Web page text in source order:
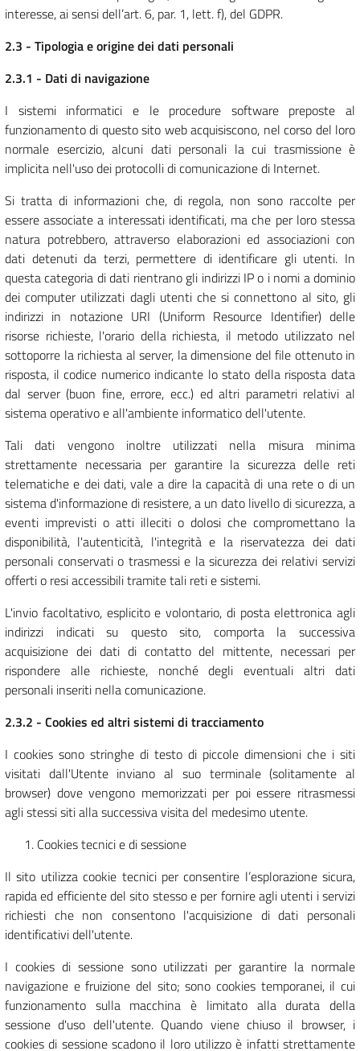
interesse, ai sensi dell’art. 6, par. 1, lett. f), del GDPR.
2.3 - Tipologia e origine dei dati personali
2.3.1 - Dati di navigazione
I sistemi informatici e le procedure software preposte al
funzionamento di questo sito web acquisiscono, nel corso del loro
normale esercizio, alcuni dati personali la cui trasmissione è
implicita nell'uso dei protocolli di comunicazione di Internet.
Si tratta di informazioni che, di regola, non sono raccolte per
essere associate a interessati identificati, ma che per loro stessa
natura potrebbero, attraverso elaborazioni ed associazioni con
dati detenuti da terzi, permettere di identificare gli utenti. In
questa categoria di dati rientrano gli indirizzi IP o i nomi a dominio
dei computer utilizzati dagli utenti che si connettono al sito, gli
indirizzi in notazione URI (Uniform Resource Identifier) delle
risorse richieste, l'orario della richiesta, il metodo utilizzato nel
sottoporre la richiesta al server, la dimensione del file ottenuto in
risposta, il codice numerico indicante lo stato della risposta data
dal server (buon fine, errore, ecc.) ed altri parametri relativi al
sistema operativo e all'ambiente informatico dell'utente.
Tali dati vengono inoltre utilizzati nella misura minima
strettamente necessaria per garantire la sicurezza delle reti
telematiche e dei dati, vale a dire la capacità di una rete o di un
sistema d'informazione di resistere, a un dato livello di sicurezza, a
eventi imprevisti o atti illeciti o dolosi che compromettano la
disponibilità, l'autenticità, l'integrità e la riservatezza dei dati
personali conservati o trasmessi e la sicurezza dei relativi servizi
offerti o resi accessibili tramite tali reti e sistemi.
L'invio facoltativo, esplicito e volontario, di posta elettronica agli
indirizzi indicati su questo sito, comporta la successiva
acquisizione dei dati di contatto del mittente, necessari per
rispondere alle richieste, nonché degli eventuali altri dati
personali inseriti nella comunicazione.
2.3.2 - Cookies ed altri sistemi di tracciamento
I cookies sono stringhe di testo di piccole dimensioni che i siti
visitati dall'Utente inviano al suo terminale (solitamente al
browser) dove vengono memorizzati per poi essere ritrasmessi
agli stessi siti alla successiva visita del medesimo utente.
Cookies tecnici e di sessione
Il sito utilizza cookie tecnici per consentire l’esplorazione sicura,
rapida ed efficiente del sito stesso e per fornire agli utenti i servizi
richiesti che non consentono l'acquisizione di dati personali
identificativi dell'utente.
I cookies di sessione sono utilizzati per garantire la normale
navigazione e fruizione del sito; sono cookies temporanei, il cui
funzionamento sulla macchina è limitato alla durata della
sessione d'uso dell'utente. Quando viene chiuso il browser, i
cookies di sessione scadono il loro utilizzo è infatti strettamente